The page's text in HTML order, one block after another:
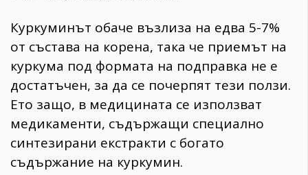
Куркуминът обаче възлиза на едва 5-7%
от състава на корена, така че приемът на
куркума под формата на подправка не е
достатъчен, за да се почерпят тези ползи.
Ето защо, в медицината се използват
медикаменти, съдържащи специално
синтезирани екстракти с богато
съдържание на куркумин.